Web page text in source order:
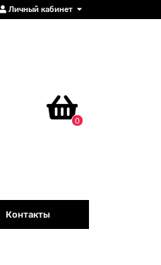
Личный кабинет
0
Контакты